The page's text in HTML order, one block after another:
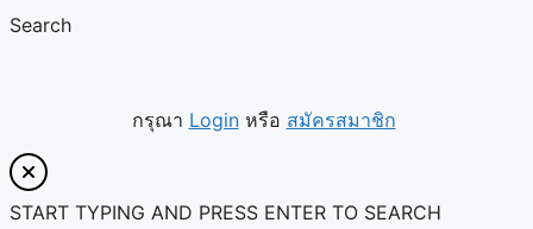
Search
กรุณา Loginหรือ สมัครสมาชิก
START TYPING AND PRESS ENTER TO SEARCH